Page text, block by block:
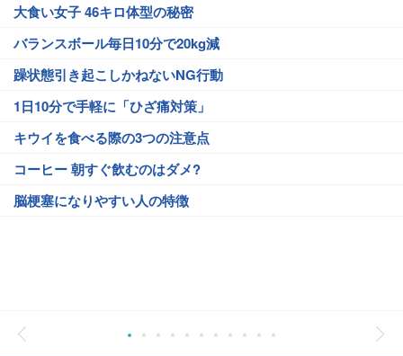
大食い女子 46キロ体型の秘密
バランスボール毎日10分で20kg減
躁状態引き起こしかねないNG行動
1日10分で手軽に「ひざ痛対策」
キウイを食べる際の3つの注意点
コーヒー 朝すぐ飲むのはダメ?
脳梗塞になりやすい人の特徴